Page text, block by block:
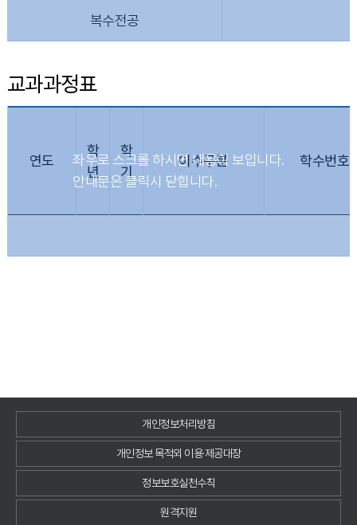
복수전공
교과과정표
연도
학
년
학
기
이수구분 학수번호
개인정보처리방침
개인정보 목적외 이용·제공대장
정보보호실천수칙
원격지원